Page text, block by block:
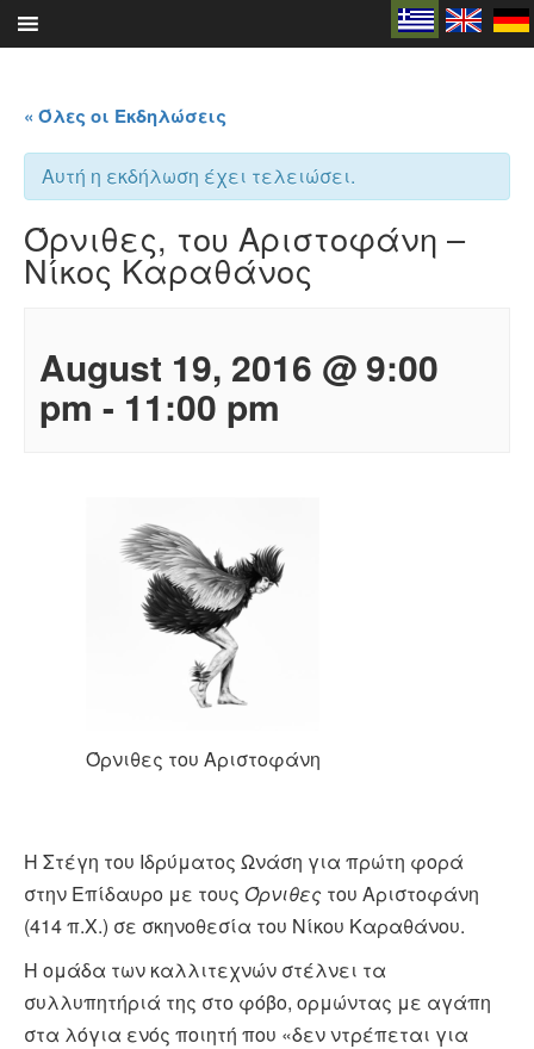
Skip
« Όλες οι Εκδηλώσεις
Αυτή η εκδήλωση έχει τελειώσει.
Όρνιθες, του Αριστοφάνη –
Νίκος Καραθάνος
August 19, 2016 @ 9:00
pm- 11:00 pm
Όρνιθες του Αριστοφάνη
H Στέγη του Ιδρύματος Ωνάση για πρώτη φορά
στην Επίδαυρο με τους Όρνιθες του Αριστοφάνη
(414 π.Χ.) σε σκηνοθεσία του Νίκου Καραθάνου.
Η ομάδα των καλλιτεχνών στέλνει τα
συλλυπητήριά της στο φόβο, ορμώντας με αγάπη
στα λόγια ενός ποιητή που «δεν ντρέπεται για